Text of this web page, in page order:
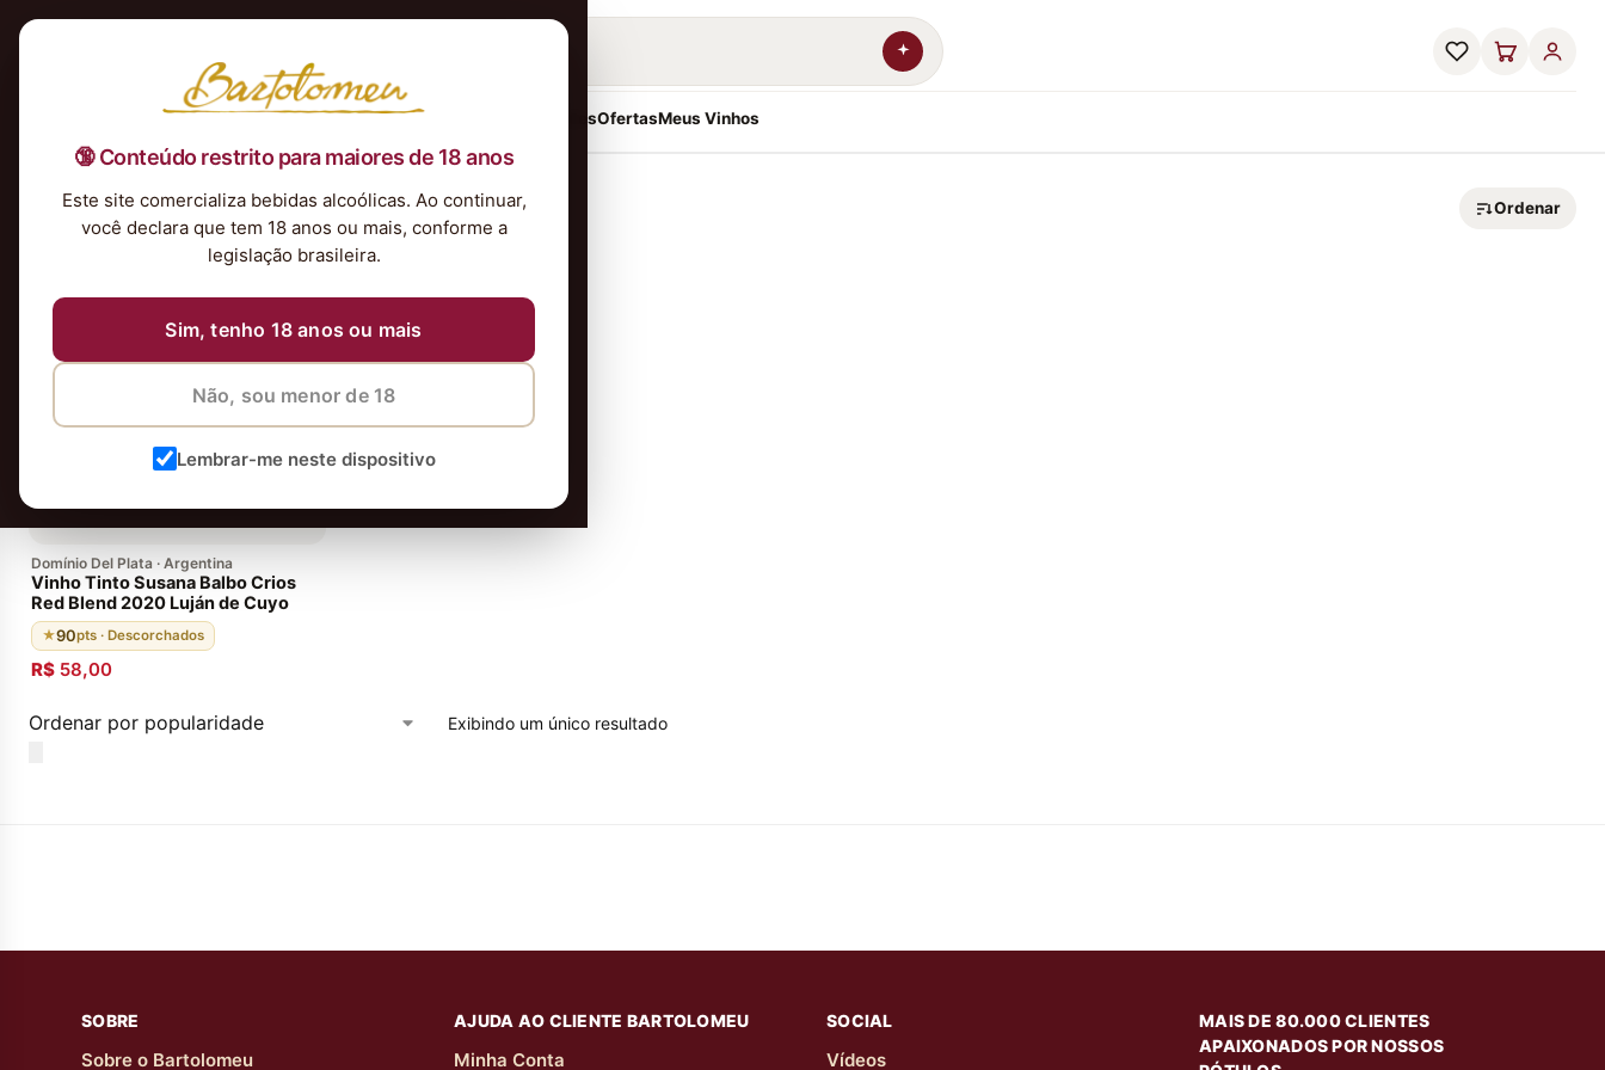
🔞 Conteúdo restrito para maiores de 18 anos
Este site comercializa bebidas alcoólicas. Ao continuar,
você declara que tem 18 anos ou mais, conforme a
legislação brasileira.
Sim, tenho 18 anos ou mais
Não, sou menor de 18
Lembrar-me neste dispositivo
Nossa Seleção TintosBrancosEspumantesRosés Kits & PresentesOfertasMeus Vinhos
vinhos Ordenar
Domínio Del Plata · Argentina
Vinho Tinto Susana Balbo Crios
Red Blend 2020 Luján de Cuyo
★90pts · Descorchados
R$ 58,00
Exibindo um único resultado
SOBRE
Sobre o Bartolomeu
AJUDA AO CLIENTE BARTOLOMEU
Minha Conta
SOCIAL
Vídeos
MAIS DE 80.000 CLIENTES
APAIXONADOS POR NOSSOS